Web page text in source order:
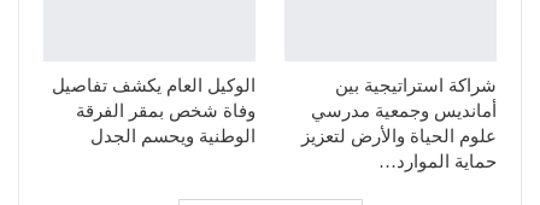
شراكة استراتيجية بين
أمانديس وجمعية مدرسي
علوم الحياة والأرض لتعزيز
حماية الموارد…
الوكيل العام يكشف تفاصيل
وفاة شخص بمقر الفرقة
الوطنية ويحسم الجدل